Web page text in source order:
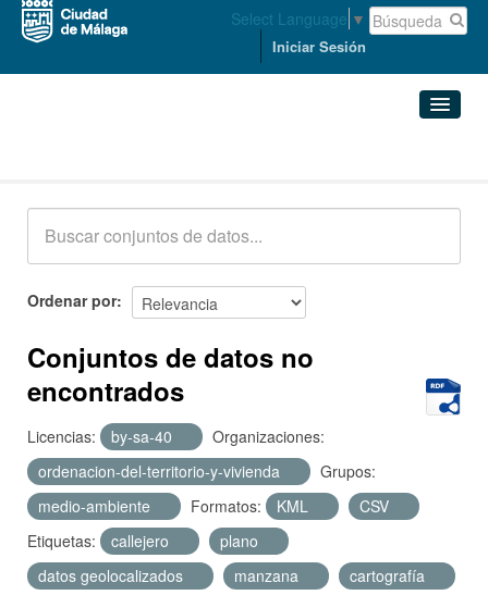
Select Language ▼
Iniciar Sesión
Acerca de
Ordenar por
Conjuntos de datos no
encontrados
Licencias: by-sa-40
Organizaciones:
ordenacion-del-territorio-y-vivienda
Grupos:
medio-ambiente
Formatos: KML
CSV
Etiquetas:
callejero
plano
datos geolocalizados
manzana cartografía